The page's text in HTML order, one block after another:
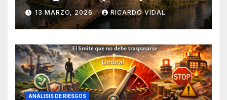
13 MARZO, 2026 RICARDO VIDAL
ANÁLISIS DE RIESGOS